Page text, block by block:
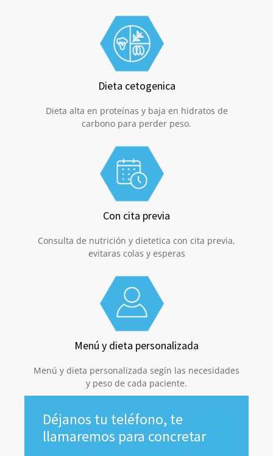
Dieta cetogenica
Dieta alta en proteínas y baja en hidratos de
carbono para perder peso.
Con cita previa
Consulta de nutrición y dietetica con cita previa,
evitaras colas y esperas
Menú y dieta personalizada
Menú y dieta personalizada segín las necesidades
y peso de cada paciente.
Déjanos tu teléfono, te
llamaremos para concretar